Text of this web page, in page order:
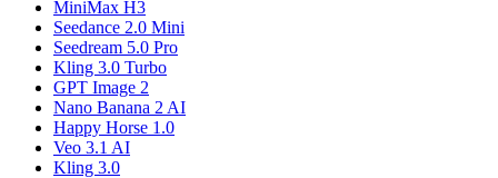
MiniMax H3
Seedance 2.0 Mini
Seedream 5.0 Pro
Kling 3.0 Turbo
GPT Image 2
Nano Banana 2 AI
Happy Horse 1.0
Veo 3.1 AI
Kling 3.0